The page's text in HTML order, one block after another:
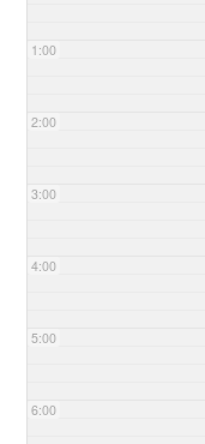
1:00
2:00
3:00
4:00
5:00
6:00